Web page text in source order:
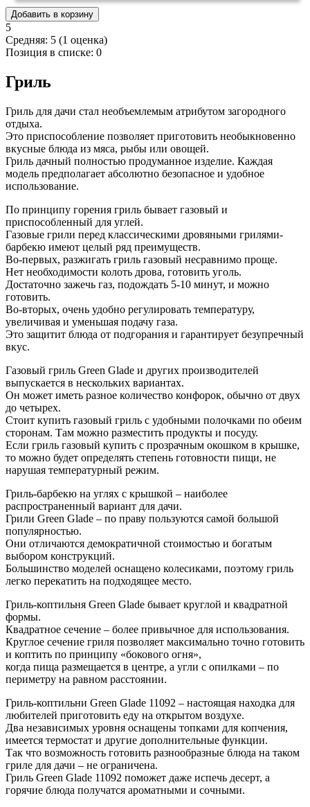
5
Средняя: 5 (1 оценка)
Позиция в списке: 0
Гриль
Гриль для дачи стал необъемлемым атрибутом загородного
отдыха.
Это приспособление позволяет приготовить необыкновенно
вкусные блюда из мяса, рыбы или овощей.
Гриль дачный полностью продуманное изделие. Каждая
модель предполагает абсолютно безопасное и удобное
использование.
По принципу горения гриль бывает газовый и
приспособленный для углей.
Газовые грили перед классическими дровяными грилями-
барбекю имеют целый ряд преимуществ.
Во-первых, разжигать гриль газовый несравнимо проще.
Нет необходимости колоть дрова, готовить уголь.
Достаточно зажечь газ, подождать 5-10 минут, и можно
готовить.
Во-вторых, очень удобно регулировать температуру,
увеличивая и уменьшая подачу газа.
Это защитит блюда от подгорания и гарантирует безупречный
вкус.
Газовый гриль Green Glade и других производителей
выпускается в нескольких вариантах.
Он может иметь разное количество конфорок, обычно от двух
до четырех.
Стоит купить газовый гриль с удобными полочками по обеим
сторонам. Там можно разместить продукты и посуду.
Если гриль газовый купить с прозрачным окошком в крышке,
то можно будет определять степень готовности пищи, не
нарушая температурный режим.
Гриль-барбекю на углях с крышкой – наиболее
распространенный вариант для дачи.
Грили Green Glade – по праву пользуются самой большой
популярностью.
Они отличаются демократичной стоимостью и богатым
выбором конструкций.
Большинство моделей оснащено колесиками, поэтому гриль
легко перекатить на подходящее место.
Гриль-коптильня Green Glade бывает круглой и квадратной
формы.
Квадратное сечение – более привычное для использования.
Круглое сечение гриля позволяет максимально точно готовить
и коптить по принципу «бокового огня»,
когда пища размещается в центре, а угли с опилками – по
периметру на равном расстоянии.
Гриль-коптильни Green Glade 11092 – настоящая находка для
любителей приготовить еду на открытом воздухе.
Два независимых уровня оснащены топками для копчения,
имеется термостат и другие дополнительные функции.
Так что возможность готовить разнообразные блюда на таком
гриле для дачи – не ограничена.
Гриль Green Glade 11092 поможет даже испечь десерт, а
горячие блюда получатся ароматными и сочными.